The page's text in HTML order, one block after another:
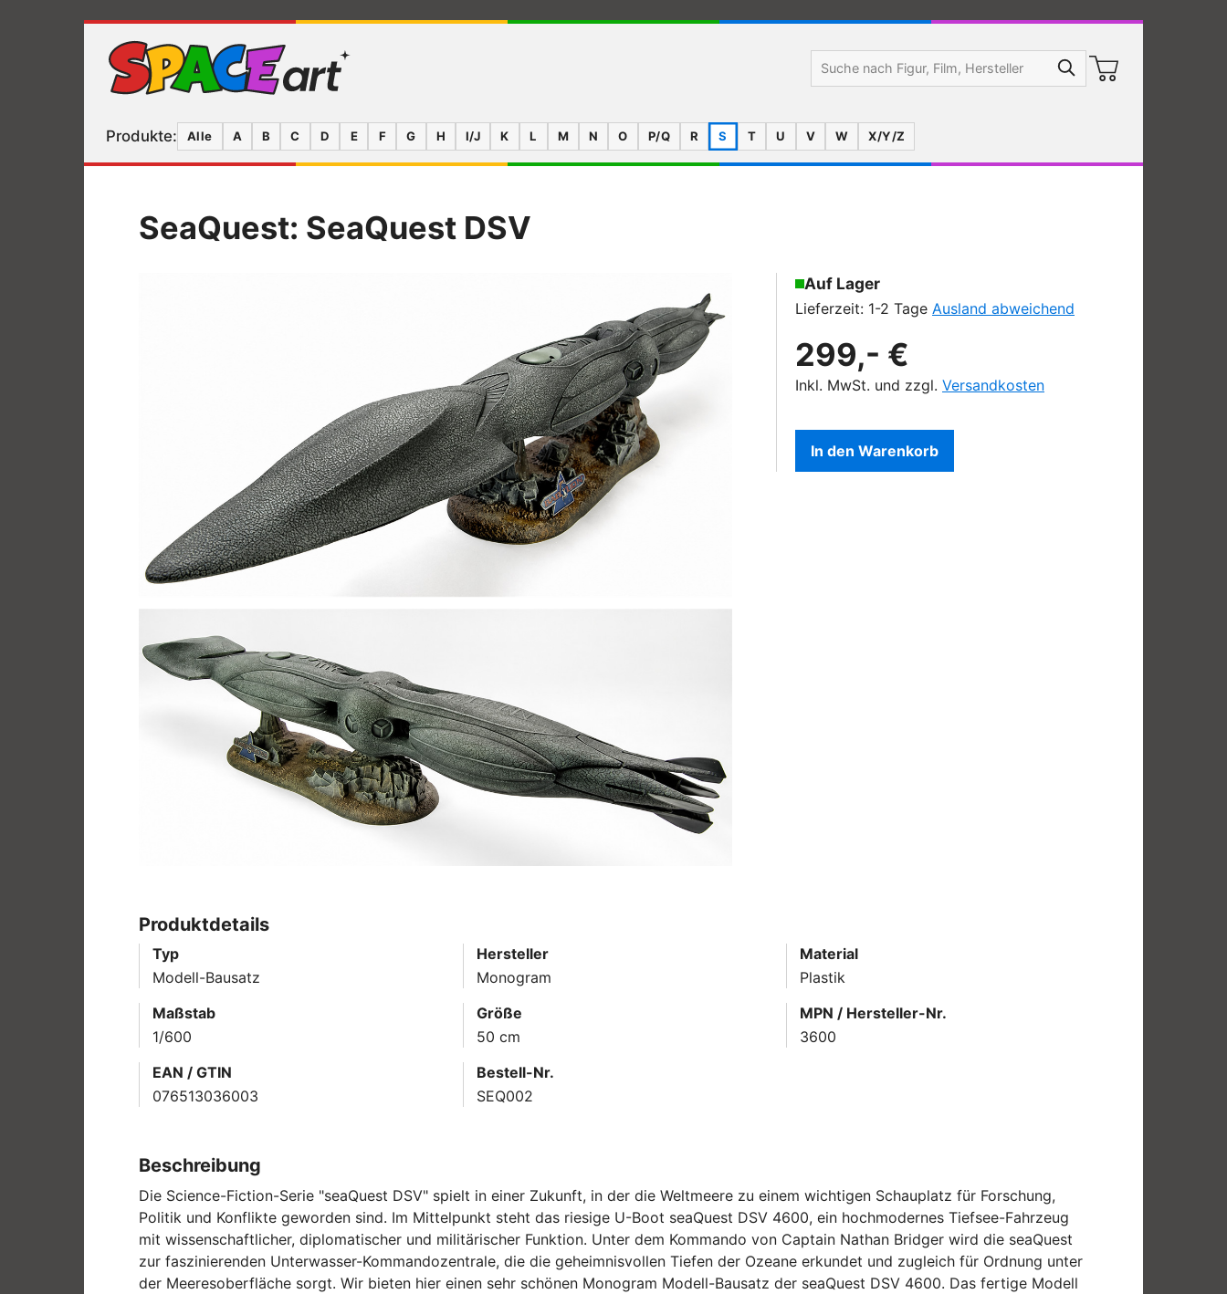
Produkte: Alle A B C D E F G H I/J K L M N O P/Q R S T U V W X/Y/Z
SeaQuest: SeaQuest DSV
Auf Lager
Lieferzeit: 1-2 Tage Ausland abweichend
299,- €
Inkl. MwSt. und zzgl. Versandkosten
In den Warenkorb
Produktdetails
Typ
Modell-Bausatz
Hersteller
Monogram
Material
Plastik
Maßstab
1/600
Größe
50 cm
MPN / Hersteller-Nr.
3600
EAN / GTIN
076513036003
Bestell-Nr.
SEQ002
Beschreibung
Die Science-Fiction-Serie "seaQuest DSV" spielt in einer Zukunft, in der die Weltmeere zu einem wichtigen Schauplatz für Forschung,
Politik und Konflikte geworden sind. Im Mittelpunkt steht das riesige U-Boot seaQuest DSV 4600, ein hochmodernes Tiefsee-Fahrzeug
mit wissenschaftlicher, diplomatischer und militärischer Funktion. Unter dem Kommando von Captain Nathan Bridger wird die seaQuest
zur faszinierenden Unterwasser-Kommandozentrale, die die geheimnisvollen Tiefen der Ozeane erkundet und zugleich für Ordnung unter
der Meeresoberfläche sorgt. Wir bieten hier einen sehr schönen Monogram Modell-Bausatz der seaQuest DSV 4600. Das fertige Modell